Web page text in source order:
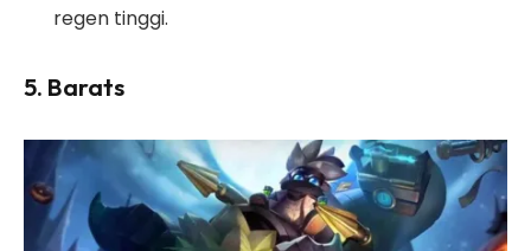
regen tinggi.
5. Barats